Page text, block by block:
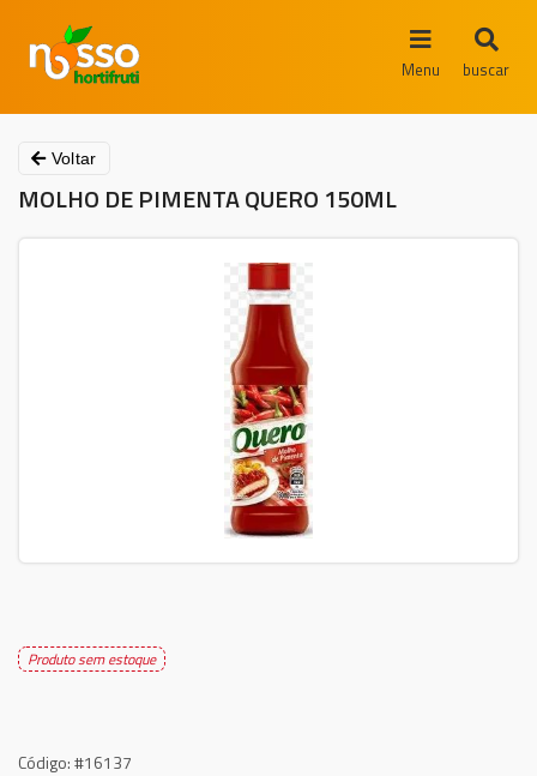
Menu buscar
Voltar
MOLHO DE PIMENTA QUERO 150ML
Produto sem estoque
Código:#16137